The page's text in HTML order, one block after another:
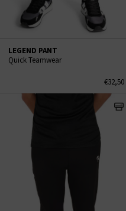
LEGEND PANT
Quick Teamwear
€32,50